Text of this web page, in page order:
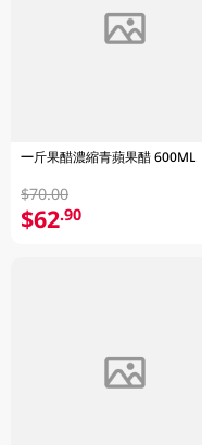
一斤果醋濃縮青蘋果醋 600ML
$70.00
$62.90